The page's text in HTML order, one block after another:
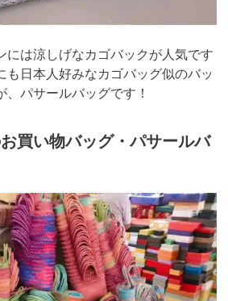
には涼しげなカゴバックが人気です
も日本人好みなカゴバッグ似のバッ
パサールバッグです！
買い物バッグ・パサールバ